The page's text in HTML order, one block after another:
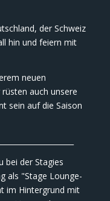
der Schweiz
hin und feiern mit
neuen
auch unsere
sein auf die Saison
bei der Stagies
als "Stage Lounge-
im Hintergrund mit